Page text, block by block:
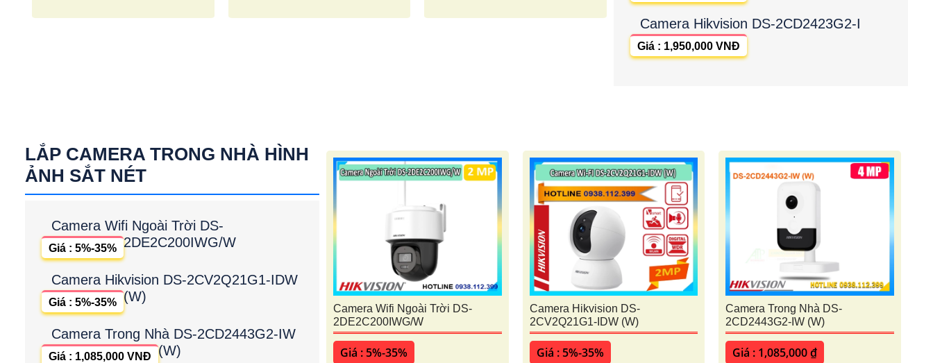
Camera Hikvision DS-2CD2423G2-I
Giá : 1,950,000 VNĐ
LẮP CAMERA TRONG NHÀ HÌNH
ẢNH SẮT NÉT
Camera Wifi Ngoài Trời DS-
2DE2C200IWG/W
Giá : 5%-35%
Camera Hikvision DS-2CV2Q21G1-IDW
(W)
Giá : 5%-35%
Camera Trong Nhà DS-2CD2443G2-IW
(W)
Giá : 1,085,000 VNĐ
Camera Wifi Ngoài Trời DS-
2DE2C200IWG/W
Giá : 5%-35%
Camera Hikvision DS-
2CV2Q21G1-IDW (W)
Giá : 5%-35%
Camera Trong Nhà DS-
2CD2443G2-IW (W)
Giá : 1,085,000 ₫